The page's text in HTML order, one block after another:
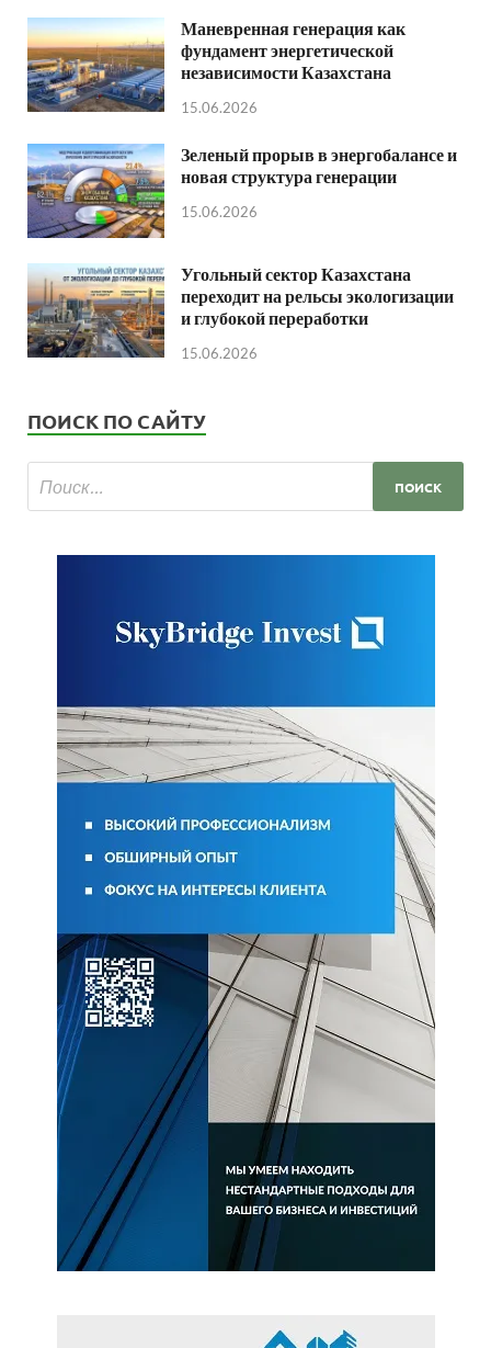
Маневренная генерация как
фундамент энергетической
независимости Казахстана
15.06.2026
Зеленый прорыв в энергобалансе и
новая структура генерации
15.06.2026
Угольный сектор Казахстана
переходит на рельсы экологизации
и глубокой переработки
15.06.2026
ПОИСК ПО САЙТУ